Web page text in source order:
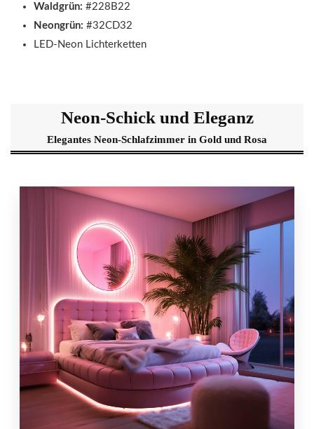
Waldgrün:#228B22
Neongrün: #32CD32
LED-Neon Lichterketten
Neon-Schick und Eleganz
Elegantes Neon-Schlafzimmer in Gold und Rosa